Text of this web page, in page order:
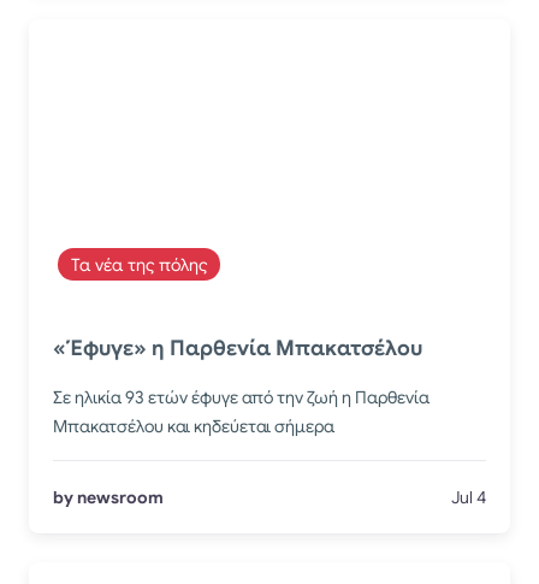
Τα νέα της πόλης
«Έφυγε» η Παρθενία Μπακατσέλου
Σε ηλικία 93 ετών έφυγε από την ζωή η Παρθενία
Μπακατσέλου και κηδεύεται σήμερα
by newsroom Jul 4